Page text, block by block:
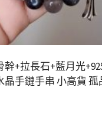
幹+拉長石+藍月光
晶手鏈手串 小高貨 孤